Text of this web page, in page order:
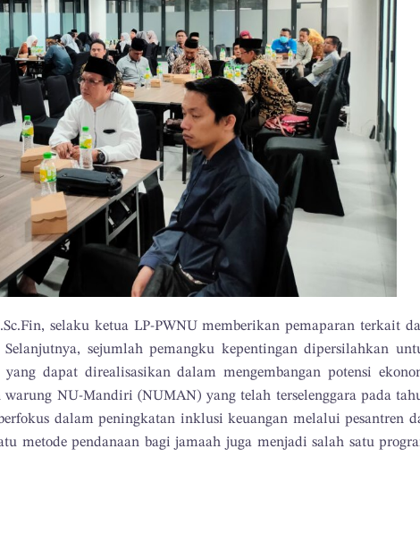
selaku ketua LP-PWNU memberikan pemaparan terkait
sejumlah pemangku kepentingan dipersilahkan
dapat direalisasikan dalam mengembangan potensi
NU-Mandiri (NUMAN) yang telah terselenggara pada
dalam peningkatan inklusi keuangan melalui pesantren
metode pendanaan bagi jamaah juga menjadi salah satu